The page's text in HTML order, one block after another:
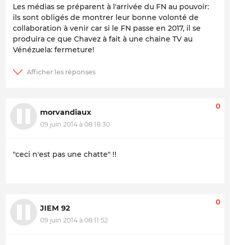
Les médias se préparent à l'arrivée du FN au pouvoir:
ils sont obligés de montrer leur bonne volonté de
collaboration à venir car si le FN passe en 2017, il se
produira ce que Chavez à fait à une chaine TV au
Vénézuela: fermeture!
morvandiaux
09 juin 2014 à 08:18:30
0
"ceci n'est pas une chatte" !!
JIEM 92
09 juin 2014 à 08:11:52
0